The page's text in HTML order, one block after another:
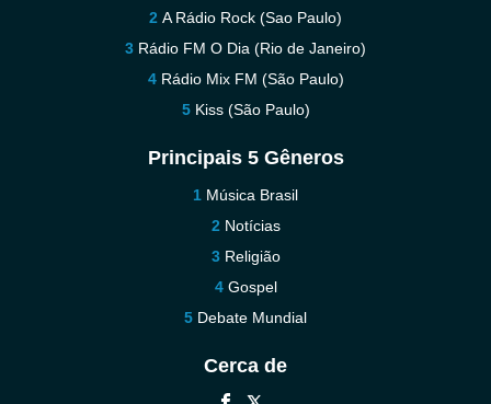
A Rádio Rock (Sao Paulo)
Rádio FM O Dia (Rio de Janeiro)
Rádio Mix FM (São Paulo)
Kiss (São Paulo)
Principais 5 Gêneros
Música Brasil
Notícias
Religião
Gospel
Debate Mundial
Cerca de